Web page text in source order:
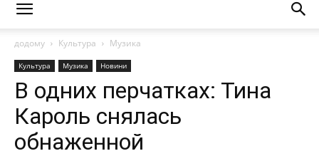
додому Культура Музика
Культура Музика Новини
В одних перчатках: Тина
Кароль снялась
обнаженной